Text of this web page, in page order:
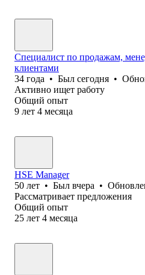
Специалист по продажам,
клиентами
34 года • Был сегодня •
Активно ищет работу
Общий опыт
9 лет 4 месяца
HSE Manager
50 лет • Был вчера •
Рассматривает предложения
Общий опыт
25 лет 4 месяца